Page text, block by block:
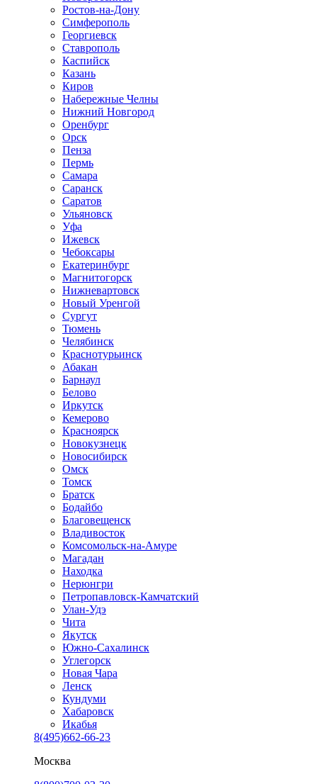
Ростов-на-Дону
Симферополь
Георгиевск
Ставрополь
Каспийск
Казань
Киров
Набережные Челны
Нижний Новгород
Оренбург
Орск
Пенза
Пермь
Самара
Саранск
Саратов
Ульяновск
Уфа
Ижевск
Чебоксары
Екатеринбург
Магнитогорск
Нижневартовск
Новый Уренгой
Сургут
Тюмень
Челябинск
Краснотурьинск
Абакан
Барнаул
Белово
Иркутск
Кемерово
Красноярск
Новокузнецк
Новосибирск
Омск
Томск
Братск
Бодайбо
Благовещенск
Владивосток
Комсомольск-на-Амуре
Магадан
Находка
Нерюнгри
Петропавловск-Камчатский
Улан-Удэ
Чита
Якутск
Южно-Сахалинск
Углегорск
Новая Чара
Ленск
Кундуми
Хабаровск
Икабья
8(495)662-66-23
Москва